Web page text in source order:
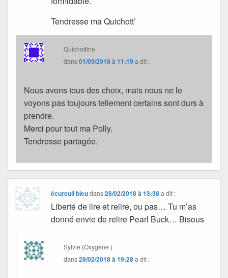
Tendresse ma Quichott’
Quichottine
dans01/03/2018 à 11:19a dit :
Nous avons tous des choix, mais nous ne le
voyons pas toujours tellement certains sont durs à
prendre.
Merci pour tout ma Polly.
Tendresse partagée.
écureuil bleudans28/02/2018 à 13:38 a dit :
Liberté de lire et relire, ou pas… Tu m’as
donné envie de relire Pearl Buck… Bisous
Sylvie (Oxygène )
dans28/02/2018 à 19:28a dit :